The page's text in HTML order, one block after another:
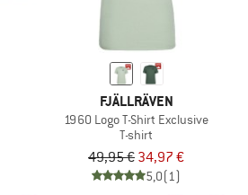
FJÄLLRÄVEN
1960 Logo T-Shirt Exclusive
T-shirt
49,95 € 34,97 €
5,0(1)